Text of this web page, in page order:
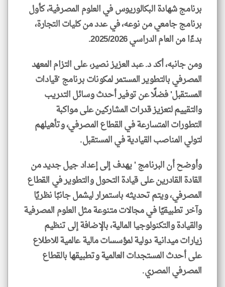
برنامج شهادة البكالوريوس في العلوم المصرفية، كأول
برنامج جامعي من نوعه، في عدد من كليات التجارة،
بدءًا من العام الدراسي 2025/2026.
ومن جانبه، أكد د. عبد العزيز نصير، على التزام المعهد
المصرفي بالتطوير المستمر لمكونات برنامج 'قيادات
المستقبل' فضلًا عن توفير أحدث وسائل التدريب
والتقييم لتعزيز قدرات المشاركين على مواكبة
التطورات المتسارعة في القطاع المصرفي، وتأهيلهم
لتولي المناصب القيادية في المستقبل.
وأوضح أن البرنامج ' يهدف إلى إعداد جيل جديد من
القادة القادرين على قيادة التحول والتطوير في القطاع
المصرفي، ويتم تحديثه باستمرار ليشمل جانبًا نظريًا
وآخر تطبيقيًا في مجالات متنوعة مثل العلوم المصرفية
والقيادة والتكنولوجيا المالية، بالإضافة إلى تنظيم
زيارات ميدانية دولية لمؤسسات مالية عالمية للاطلاع
على أحدث المستجدات العالمية وتطبيقها بالقطاع
المصرفي المصري.